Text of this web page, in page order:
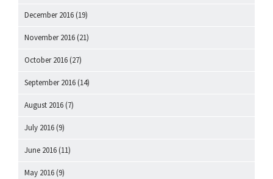
December 2016 (19)
November 2016 (21)
October 2016 (27)
September 2016 (14)
August 2016 (7)
July 2016 (9)
June 2016 (11)
May 2016 (9)